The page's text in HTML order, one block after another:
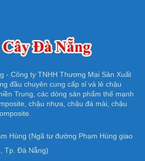
- Công ty TNHH Thương Mại Sản Xuất
đầu chuyên cung cấp sỉ và lẻ chậu
Trung, các dòng sản phẩm thế mạnh
chậu nhựa, chậu đá mài, chậu
Hùng (Ngã tư đường Phạm Hùng giao
Tp. Đà Nẵng)